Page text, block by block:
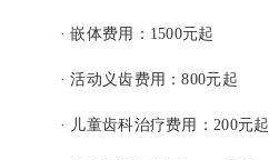
· 嵌体费用：1500元起
· 活动义齿费用：800元起
· 儿童齿科治疗费用：200元起